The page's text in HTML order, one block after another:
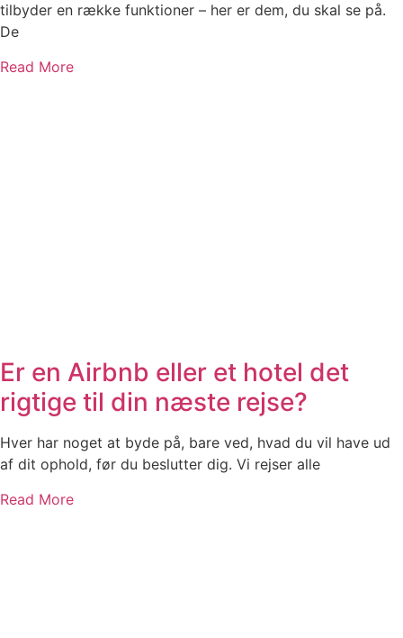
tilbyder en række funktioner – her er dem, du skal se på.
De
Read More
Er en Airbnb eller et hotel det
rigtige til din næste rejse?
Hver har noget at byde på, bare ved, hvad du vil have ud
af dit ophold, før du beslutter dig. Vi rejser alle
Read More